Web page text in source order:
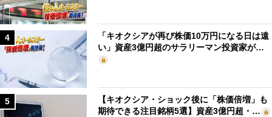
4
「キオクシアが再び株価10万円になる日は遠
い」資産3億円超のサラリーマン投資家が…
5
【キオクシア・ショック後に「株価倍増」も
期待できる注目銘柄5選】資産3億円超・…